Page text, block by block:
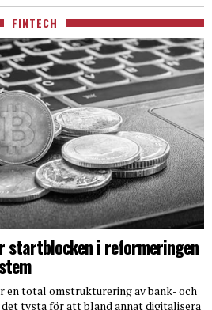
FINTECH
startblocken i reformeringen
en total omstrukturering av bank- och
tysta för att bland annat digitalisera